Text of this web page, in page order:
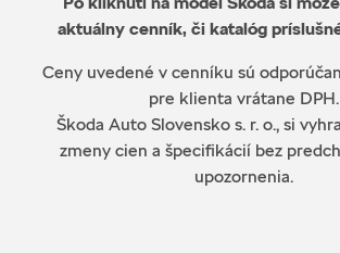
aktuálny cenník, či katalóg
Ceny uvedené v cenníku sú
pre klienta vrátane DPH.
Škoda Auto Slovensko s. r. o., si
zmeny cien a špecifikácií bez
upozornenia.